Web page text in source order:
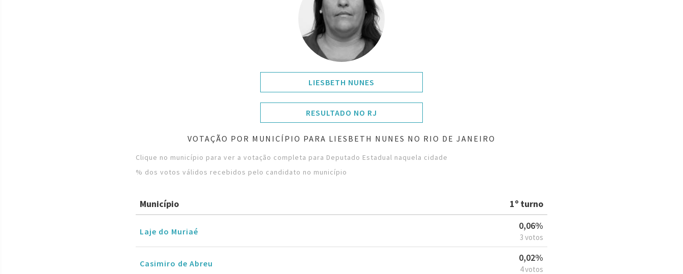
LIESBETH NUNES
RESULTADO NO RJ
VOTAÇÃO POR MUNICÍPIO PARA LIESBETH NUNES NO RIO DE JANEIRO
Clique no município para ver a votação completa para Deputado Estadual naquela cidade
% dos votos válidos recebidos pelo candidato no município
Município 1º turno
Laje do Muriaé
0,06%
3 votos
Casimiro de Abreu
0,02%
4 votos